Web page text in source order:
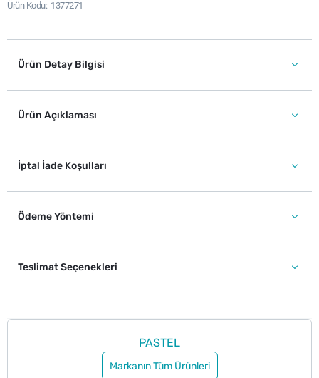
Ürün Kodu 1377271
Ürün Detay Bilgisi
Ürün Açıklaması
İptal İade Koşulları
Ödeme Yöntemi
Teslimat Seçenekleri
PASTEL
Markanın Tüm Ürünleri